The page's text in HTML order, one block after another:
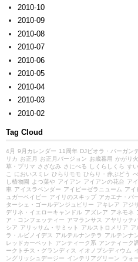
2010-10
2010-09
2010-08
2010-07
2010-06
2010-05
2010-04
2010-03
2010-02
Tag Cloud
4月 9月カレンダー 11周年 DJビオラ・バーガン
リカ お正月 お正月バージョン お歳暮用 かがり火
草・プリマ さざなみ さにべる しくらしくら す
こ
においスミレ ひらりモモ ひらり・赤ぶどう
し植物園
よつ葉や アイアン アイアンの花台 ア
車 アイスラベンダー アイビーゼラニューム アイ
ュガーベイビー アイリのスキップ アカエナ・パ
ターシェ・ゴールデンジュビリー アキレア アジ
デリネ・イエローキャンドル アズレア アネモネ
ア・コンフェッティー アマランサス アヤリッチ
シア アリッサム・サミット アルストロメリア ア
ラ・ルビノイデス
アルテルナンテラ アルテンナ
レッドカーペット
アンティーク系 アンティーク
ークトチス・グランディス
イオノプシディウム
ングリッシュデージー インテリアグリーン ウォ